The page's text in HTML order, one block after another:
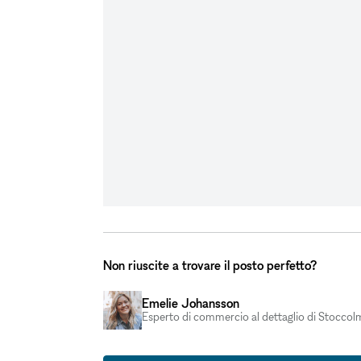
Non riuscite a trovare il posto perfetto?
Emelie Johansson
Esperto di commercio al dettaglio di